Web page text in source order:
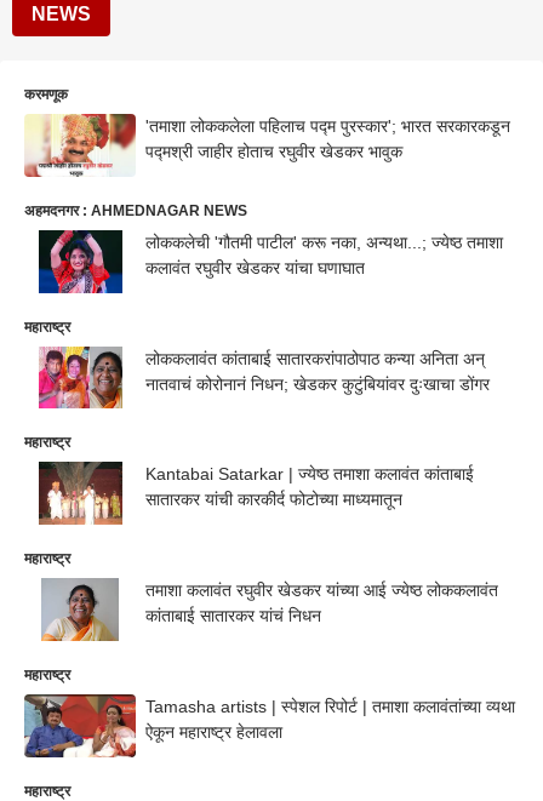
NEWS
करमणूक
'तमाशा लोककलेला पहिलाच पद्म पुरस्कार'; भारत सरकारकडून
पद्मश्री जाहीर होताच रघुवीर खेडकर भावुक
अहमदनगर : AHMEDNAGAR NEWS
लोककलेची 'गौतमी पाटील' करू नका, अन्यथा...; ज्येष्ठ तमाशा
कलावंत रघुवीर खेडकर यांचा घणाघात
महाराष्ट्र
लोककलावंत कांताबाई सातारकरांपाठोपाठ कन्या अनिता अन्
नातवाचं कोरोनानं निधन; खेडकर कुटुंबियांवर दुःखाचा डोंगर
महाराष्ट्र
Kantabai Satarkar | ज्येष्ठ तमाशा कलावंत कांताबाई
सातारकर यांची कारकीर्द फोटोच्या माध्यमातून
महाराष्ट्र
तमाशा कलावंत रघुवीर खेडकर यांच्या आई ज्येष्ठ लोककलावंत
कांताबाई सातारकर यांचं निधन
महाराष्ट्र
Tamasha artists | स्पेशल रिपोर्ट | तमाशा कलावंतांच्या व्यथा
ऐकून महाराष्ट्र हेलावला
महाराष्ट्र